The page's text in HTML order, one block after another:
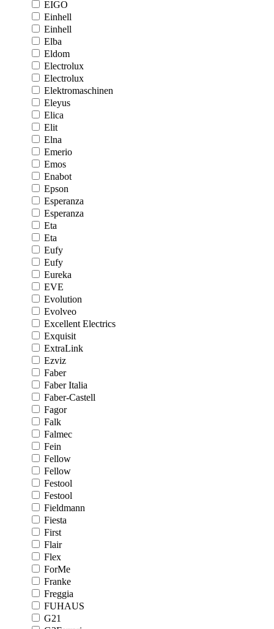
EIGO
Einhell
Einhell
Elba
Eldom
Electrolux
Electrolux
Elektromaschinen
Eleyus
Elica
Elit
Elna
Emerio
Emos
Enabot
Epson
Esperanza
Esperanza
Eta
Eta
Eufy
Eufy
Eureka
EVE
Evolution
Evolveo
Excellent Electrics
Exquisit
ExtraLink
Ezviz
Faber
Faber Italia
Faber-Castell
Fagor
Falk
Falmec
Fein
Fellow
Fellow
Festool
Festool
Fieldmann
Fiesta
First
Flair
Flex
ForMe
Franke
Freggia
FUHAUS
G21